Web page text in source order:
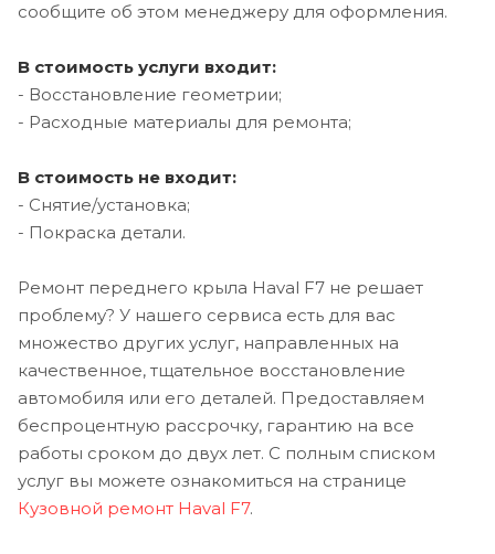
сообщите об этом менеджеру для оформления.
В стоимость услуги входит:
- Восстановление геометрии;
- Расходные материалы для ремонта;
В стоимость не входит:
- Снятие/установка;
- Покраска детали.
Ремонт переднего крыла Haval F7 не решает
проблему? У нашего сервиса есть для вас
множество других услуг, направленных на
качественное, тщательное восстановление
автомобиля или его деталей. Предоставляем
беспроцентную рассрочку, гарантию на все
работы сроком до двух лет. С полным списком
услуг вы можете ознакомиться на странице
Кузовной ремонт Haval F7.